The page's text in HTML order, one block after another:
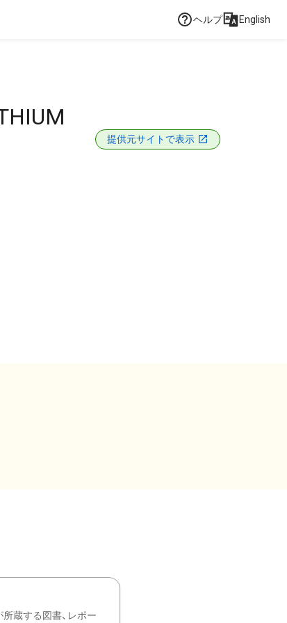
ヘルプ English
提供元サイトで表示
蔵する図書、レポー